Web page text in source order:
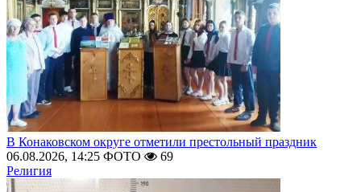
В Конаковском округе отметили престольный праздник
06.08.2026, 14:25 ФОТО
69
Религия